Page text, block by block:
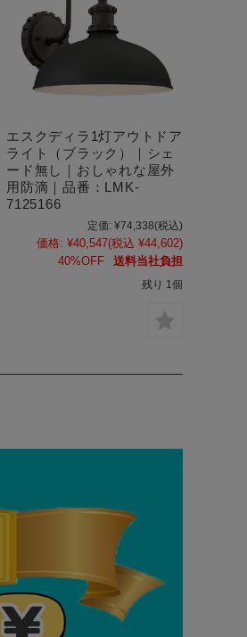
エスクディラ1灯アウトドア
ライト（ブラック）｜シェ
ード無し｜おしゃれな屋外
用防滴｜品番：LMK-
7125166
定価: ¥74,338(税込)
価格: ¥40,547(税込 ¥44,602)
40%OFF
送料当社負担
残り 1個